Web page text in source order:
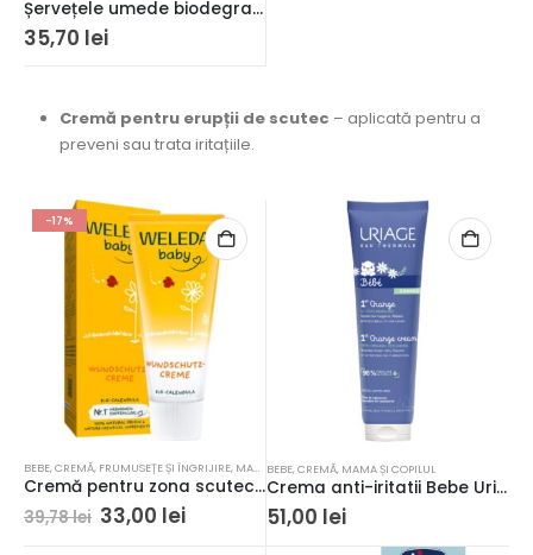
Șervețele umede biodegradabile Chicco cu clapetă, fără alcool, fără săpun, 60 buc, 0 luni+
35,70 lei
Cremă pentru erupții de scutec – aplicată pentru a
preveni sau trata iritațiile.
-17%
BEBE,CREMĂ, FRUMUSEȚE ȘI ÎNGRIJIRE, MAMA ȘI COPILUL
Cremă pentru zona scutecului Weleda Baby cu gălbenele, 75 ml
39,78lei 33,00 lei
BEBE,CREMĂ, MAMA ȘI COPILUL
Crema anti-iritatii Bebe Uriage 100ml
51,00 lei